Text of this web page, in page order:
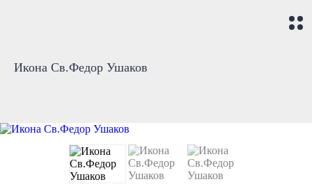
Икона Св.Федор Ушаков